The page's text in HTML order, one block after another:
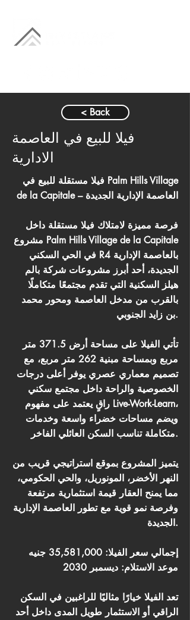
< Back
فيلا للبيع في العاصمة
الادارية
فيلا مستقلة للبيع في Palm Hills Village
de la Capitale – العاصمة الإدارية الجديدة
فرصة مميزة لامتلاك فيلا مستقلة داخل
مشروع Palm Hills Village de la Capitale
في الحي السكني R4 بالعاصمة الإدارية
الجديدة، أحد أبرز مشروعات شركة بالم
هيلز السكنية التي تقدم مجتمعًا متكاملًا
بالقرب من مدخل العاصمة ومحور محمد
بن زايد الجنوبي.
تأتي الفيلا على مساحة أرض 371.5 متر
مربع وبمساحة مبنية 262 متر مربع، مع
تصميم معماري عصري يوفر أعلى درجات
الخصوصية والراحة داخل مجتمع سكني
راقٍ يعتمد على مفهوم Live-Work-Learn،
ويضم مساحات خضراء واسعة وخدمات
متكاملة تناسب السكن العائلي الفاخر.
يتميز المشروع بموقع استراتيجي قريب من
النهر الأخضر، المونوريل، والحي الحكومي،
مما يمنح العقار قيمة استثمارية مرتفعة
وفرصة نمو قوية مع تطور العاصمة الإدارية
الجديدة.
إجمالي سعر الفيلا: 35,581,000 جنيه
موعد الاستلام: ديسمبر 2030
تعد الفيلا خيارًا مثاليًا للراغبين في السكن
الراقي أو الاستثمار طويل المدى داخل أحد